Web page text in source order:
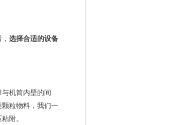
选择合适的设备
机筒内壁的间
粒物料，我们一
附。